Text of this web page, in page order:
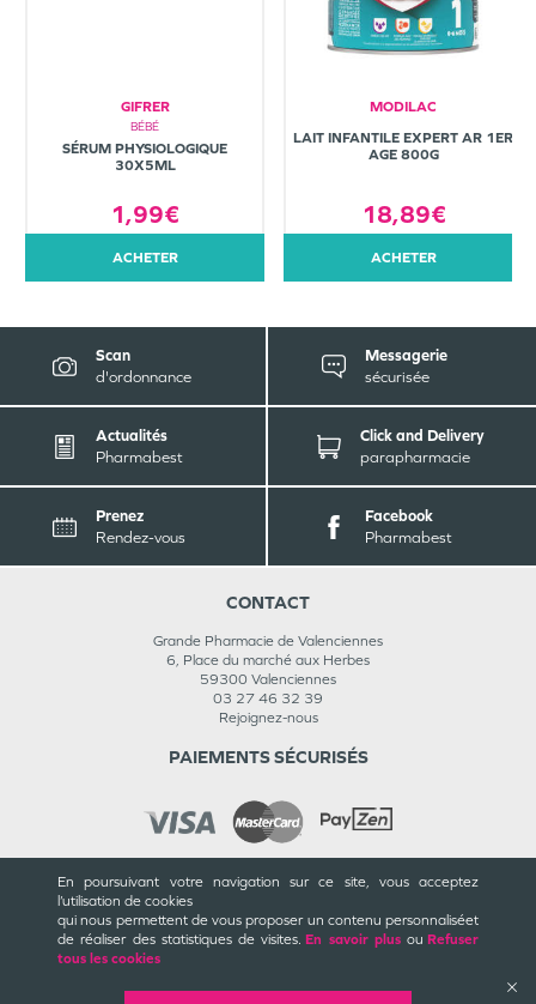
En poursuivant votre navigation sur ce site, vous acceptez
l’utilisation de cookies
qui nous permettent de vous proposer un contenu personnaliséet
de réaliser des statistiques de visites. En savoir plusou Refuser
tous les cookies
GIFRER
BÉBÉ
SÉRUM PHYSIOLOGIQUE
30X5ML
1,99€
ACHETER
MODILAC
LAIT INFANTILE EXPERT AR 1ER
AGE 800G
18,89€
ACHETER
Scan
d'ordonnance
Messagerie
sécurisée
Actualités
Pharmabest
Click and Delivery
parapharmacie
Prenez
Rendez-vous
Facebook
Pharmabest
CONTACT
Grande Pharmacie de Valenciennes
6, Place du marché aux Herbes
59300 Valenciennes
03 27 46 32 39
Rejoignez-nous
INFORMATIONS
CGU / CGV
Mentions légales
PAIEMENTS SÉCURISÉS